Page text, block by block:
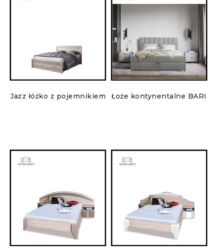
Jazz łóżko z pojemnikiem Łoże kontynentalne BARI